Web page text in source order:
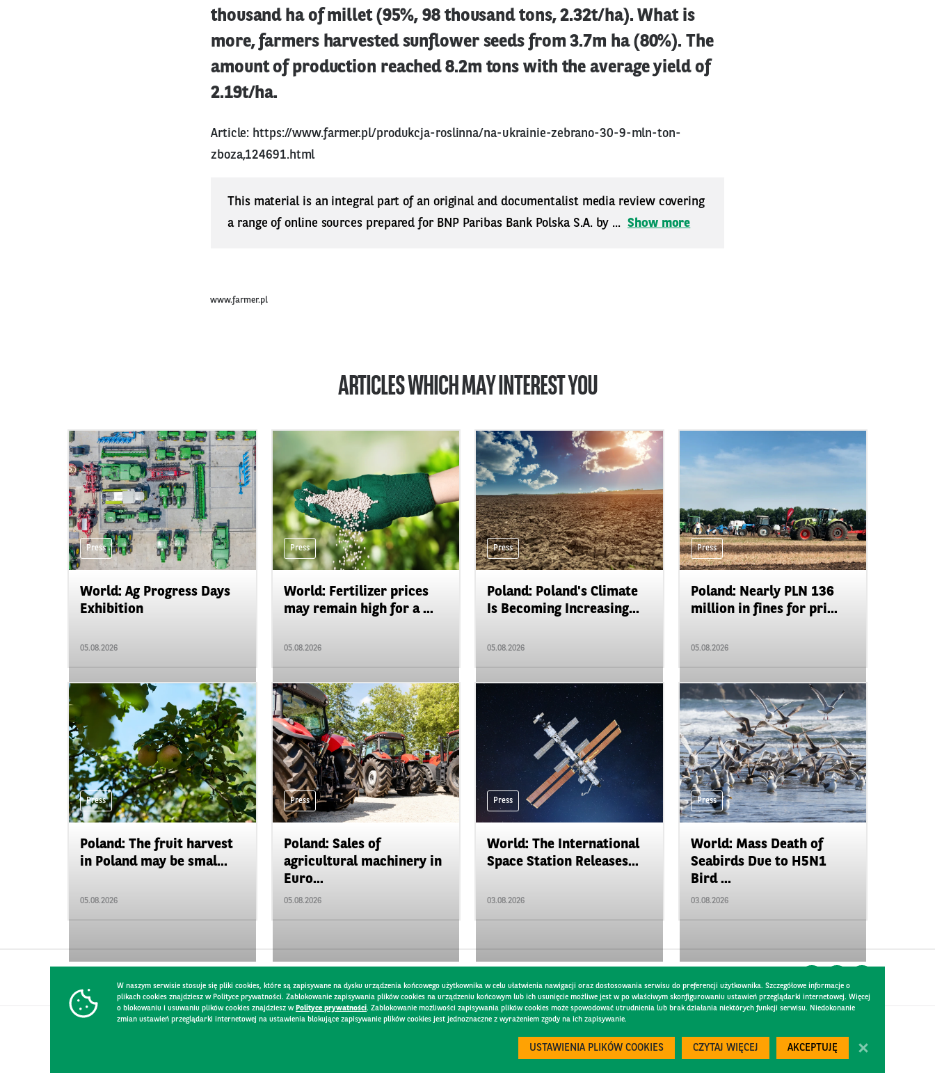
thousand ha of millet (95%, 98 thousand tons, 2.32t/ha). What is
more, farmers harvested sunflower seeds from 3.7m ha (80%). The
amount of production reached 8.2m tons with the average yield of
2.19t/ha.
Article: https://www.farmer.pl/produkcja-roslinna/na-ukrainie-zebrano-30-9-mln-ton-
zboza,124691.html
This material is an integral part of an original and documentalist media review covering
a range of online sources prepared for BNP Paribas Bank Polska S.A. by ... Show more
www.farmer.pl
ARTICLES WHICH MAY INTEREST YOU
Press
World: Ag Progress Days
Exhibition
05.08.2026
Press
World: Fertilizer prices
may remain high for a ...
05.08.2026
Press
Poland: Poland's Climate
Is Becoming Increasing...
05.08.2026
Press
Poland: Nearly PLN 136
million in fines for pri...
05.08.2026
Press
Poland: The fruit harvest
in Poland may be smal...
05.08.2026
Press
Poland: Sales of
agricultural machinery in
Euro...
05.08.2026
Press
World: The International
Space Station Releases...
03.08.2026
Press
World: Mass Death of
Seabirds Due to H5N1
Bird ...
03.08.2026
W naszym serwisie stosuje się pliki cookies, które są zapisywane na dysku urządzenia końcowego użytkownika w celu ułatwienia nawigacji oraz dostosowania serwisu do preferencji użytkownika. Szczegółowe informacje o
plikach cookies znajdziesz w Polityce prywatności. Zablokowanie zapisywania plików cookies na urządzeniu końcowym lub ich usunięcie możliwe jest w po właściwym skonfigurowaniu ustawień przeglądarki internetowej. Więcej
o blokowaniu i usuwaniu plików cookies znajdziesz w Polityce prywatności. Zablokowanie możliwości zapisywania plików cookies może spowodować utrudnienia lub brak działania niektórych funkcji serwisu. Niedokonanie
zmian ustawień przeglądarki internetowej na ustawienia blokujące zapisywanie plików cookies jest jednoznaczne z wyrażeniem zgody na ich zapisywanie.
USTAWIENIA PLIKÓW COOKIES CZYTAJ WIĘCEJ AKCEPTUJĘ
Created by 300.codes